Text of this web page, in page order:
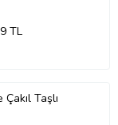
TL
Taşlı